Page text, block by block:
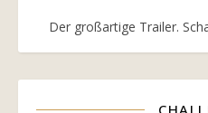
Der großartige Trailer.